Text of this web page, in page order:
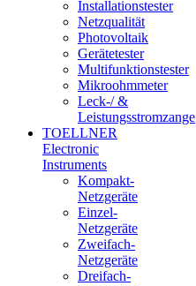
Installationstester
Netzqualität
Photovoltaik
Gerätetester
Multifunktionstester
Mikroohmmeter
Leck-/ &
Leistungsstromzange
TOELLNER
Electronic
Instruments
Kompakt-
Netzgeräte
Einzel-
Netzgeräte
Zweifach-
Netzgeräte
Dreifach-